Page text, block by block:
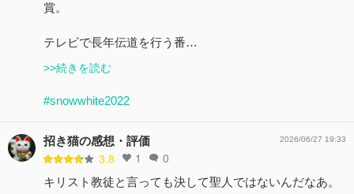
賞。
テレビで長年伝道を行う番…
>>続きを読む
#snowwhite2022
招き猫の感想・評価
3.8 1 0
2026/06/27 19:33
キリスト教徒と言っても決して聖人ではないんだなあ。